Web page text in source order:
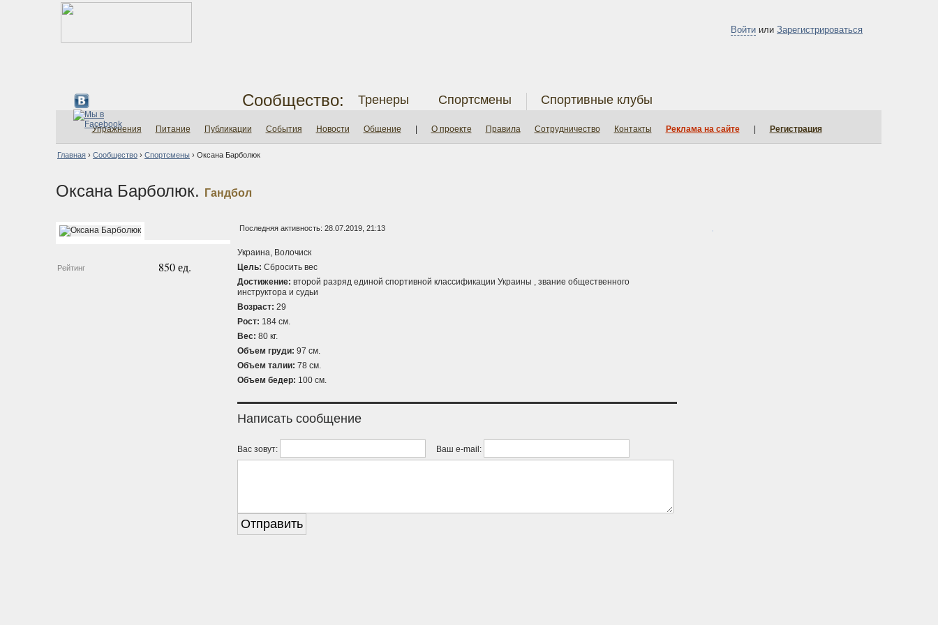
Войти или Зарегистрироваться
Сообщество: Тренеры Спортсмены Спортивные клубы
Упражнения Питание Публикации События Новости Общение О проекте Правила Сотрудничество Контакты Реклама на сайте Регистрация
Главная › Сообщество › Спортсмены › Оксана Барболюк
Оксана Барболюк. Гандбол
Рейтинг 850 ед.
Последняя активность: 28.07.2019, 21:13
Украина, Волочиск
Цель: Сбросить вес
Достижение: второй разряд единой спортивной классификации Украины , звание общественного
инструктора и судьи
Возраст: 29
Рост: 184 см.
Вес: 80 кг.
Объем груди: 97 см.
Объем талии: 78 см.
Объем бедер: 100 см.
Написать сообщение
Вас зовут: Ваш e-mail: